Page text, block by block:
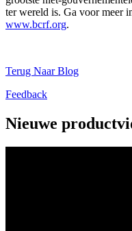
ter wereld is. Ga voor meer
www.bcrf.org.
Terug Naar Blog
Feedback
Nieuwe